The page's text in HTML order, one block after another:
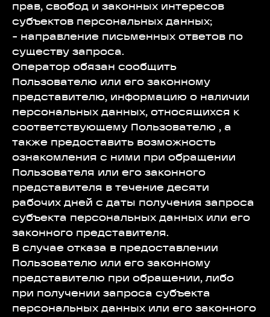
прав, свобод и законных интересов
субъектов персональных данных;
- направление письменных ответов по
существу запроса.
Оператор обязан сообщить
Пользователю или его законному
представителю, информацию о наличии
персональных данных, относящихся к
соответствующему Пользователю , а
также предоставить возможность
ознакомления с ними при обращении
Пользователя или его законного
представителя в течение десяти
рабочих дней с даты получения запроса
субъекта персональных данных или его
законного представителя.
В случае отказа в предоставлении
Пользователю или его законному
представителю при обращении, либо
при получении запроса субъекта
персональных данных или его законного